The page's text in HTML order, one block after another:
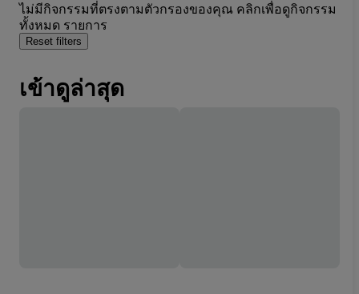
ไม่มีกิจกรรมที่ตรงตามตัวกรองของคุณ คลิกเพื่อดูกิจกรรม
ทั้งหมด รายการ
Reset filters
เข้าดูล่าสุด